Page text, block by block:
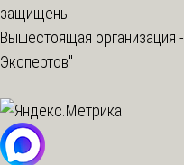
защищены
Вышестоящая организация -
Экспертов"